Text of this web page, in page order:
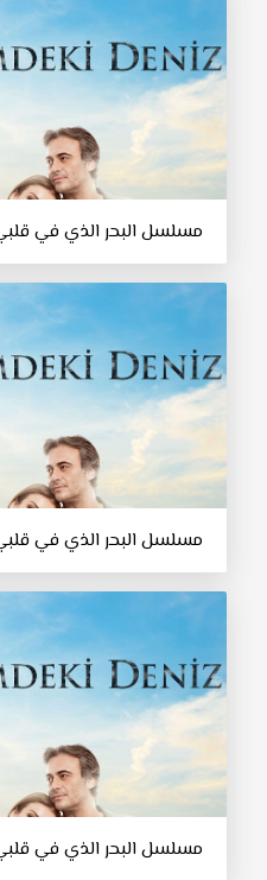
مسلسل البحر الذي في قلبي -
مسلسل البحر الذي في قلبي
مسلسل البحر الذي في قلبي